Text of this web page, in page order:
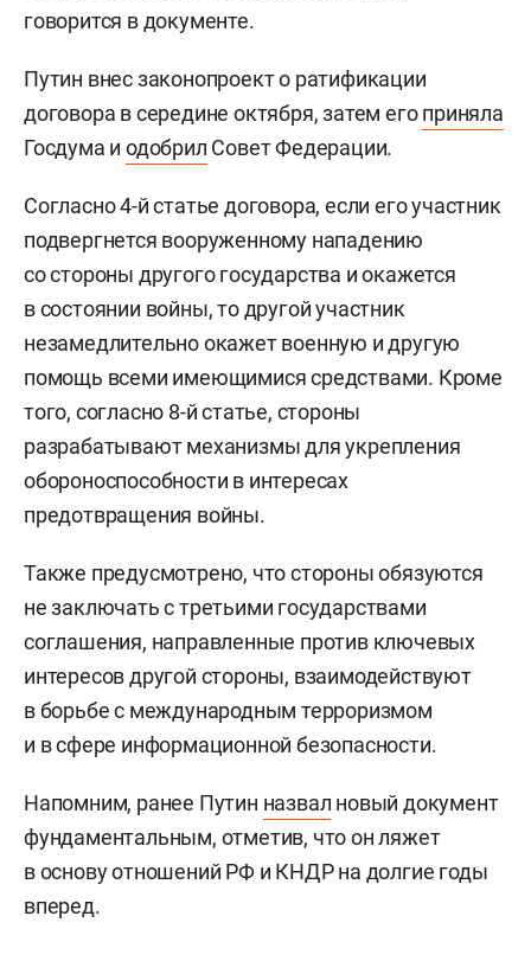
говорится в документе.
Путин внес законопроект о ратификации
договора в середине октября, затем егоприняла
Госдума иодобрил Совет Федерации.
Согласно 4-й статье договора, если его участник
подвергнется вооруженному нападению
со стороны другого государства и окажется
в состоянии войны, то другой участник
незамедлительно окажет военную и другую
помощь всеми имеющимися средствами. Кроме
того, согласно 8-й статье, стороны
разрабатывают механизмы для укрепления
обороноспособности в интересах
предотвращения войны.
Также предусмотрено, что стороны обязуются
не заключать с третьими государствами
соглашения, направленные против ключевых
интересов другой стороны, взаимодействуют
в борьбе с международным терроризмом
и в сфере информационной безопасности.
Напомним, ранее Путин назвал новый документ
фундаментальным, отметив, что он ляжет
в основу отношений РФ и КНДР на долгие годы
вперед.